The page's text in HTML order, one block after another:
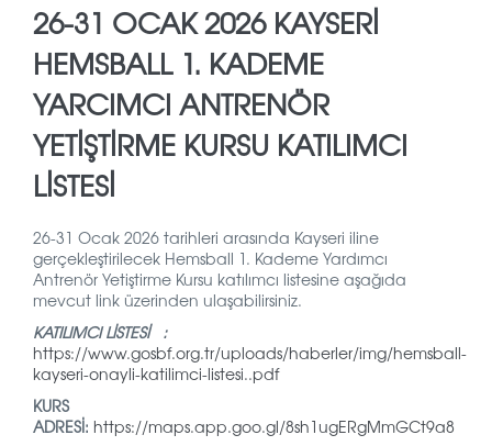
26-31 OCAK 2026 KAYSERİ
HEMSBALL 1. KADEME
YARCIMCI ANTRENÖR
YETİŞTİRME KURSU KATILIMCI
LİSTESİ
26-31 Ocak 2026 tarihleri arasında Kayseri iline
gerçekleştirilecek Hemsball 1. Kademe Yardımcı
Antrenör Yetiştirme Kursu katılımcı listesine aşağıda
mevcut link üzerinden ulaşabilirsiniz.
KATILIMCI LİSTESİ :
https://www.gosbf.org.tr/uploads/haberler/img/hemsball-
kayseri-onayli-katilimci-listesi..pdf
KURS
ADRESİ: https://maps.app.goo.gl/8sh1ugERgMmGCt9a8